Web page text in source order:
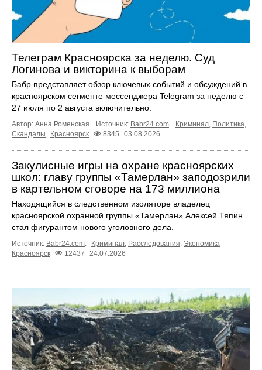
Телеграм Красноярска за неделю. Суд
Логинова и викторина к выборам
Бабр представляет обзор ключевых событий и обсуждений в
красноярском сегменте мессенджера Telegram за неделю с
27 июля по 2 августа включительно.
Автор: Анна Роменская. Источник: Babr24.com. Криминал, Политика,
Скандалы
Красноярск 8345 03.08.2026
Закулисные игры на охране красноярских
школ: главу группы «Тамерлан» заподозрили
в картельном сговоре на 173 миллиона
Находящийся в следственном изоляторе владелец
красноярской охранной группы «Тамерлан» Алексей Тяпин
стал фигурантом нового уголовного дела.
Источник: Babr24.com. Криминал, Расследования, Экономика
Красноярск
12437 24.07.2026